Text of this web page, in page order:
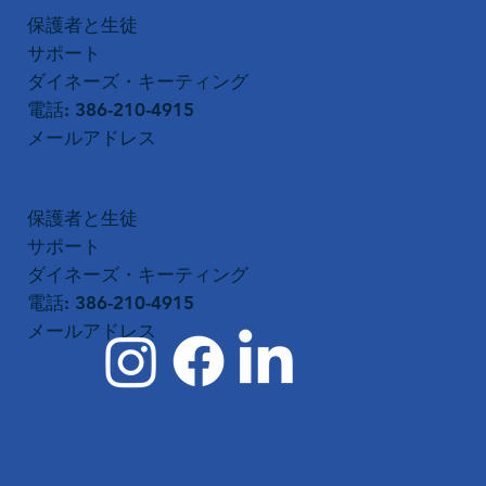
保護者と生徒
サポート
ダイネーズ・キーティング
電話: 386-210-4915
メールアドレス
保護者と生徒
サポート
ダイネーズ・キーティング
電話: 386-210-4915
メールアドレス